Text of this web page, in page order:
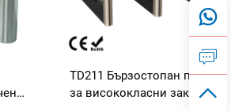
TD211 Бързостопан порта
за висококласни закрити